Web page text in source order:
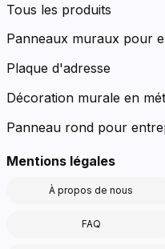
Tous les produits
Panneaux muraux pour
Plaque d'adresse
Décoration murale en
Panneau rond pour
Mentions légales
À propos de nous
FAQ